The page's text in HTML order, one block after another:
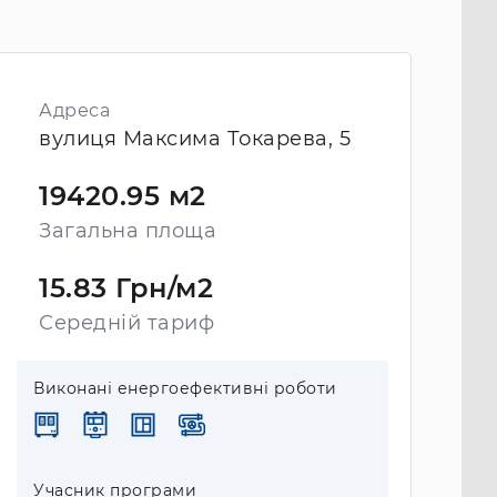
Адреса
вулиця Максима Токарева, 5
19420.95 м2
Загальна площа
15.83 Грн/м2
Середній тариф
Виконані енергоефективні роботи
Учасник програми